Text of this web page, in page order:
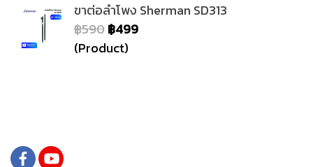
ขาต่อลำโพง Sherman SD313
฿590฿499
(Product)